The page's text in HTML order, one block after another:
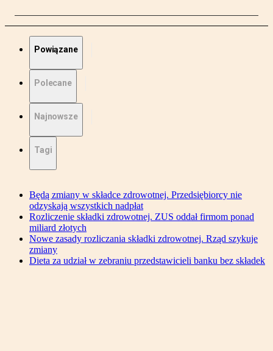
Powiązane
Polecane
Najnowsze
Tagi
Będą zmiany w składce zdrowotnej. Przedsiębiorcy nie
odzyskają wszystkich nadpłat
Rozliczenie składki zdrowotnej. ZUS oddał firmom ponad
miliard złotych
Nowe zasady rozliczania składki zdrowotnej. Rząd szykuje
zmiany
Dieta za udział w zebraniu przedstawicieli banku bez składek